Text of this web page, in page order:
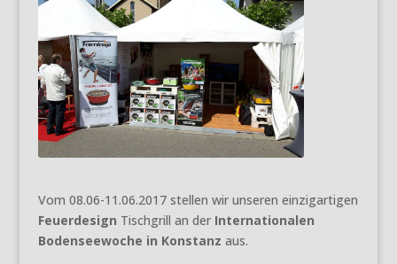
Vom 08.06-11.06.2017 stellen wir unseren einzigartigen
Feuerdesign Tischgrill an der Internationalen
Bodenseewoche in Konstanz aus.